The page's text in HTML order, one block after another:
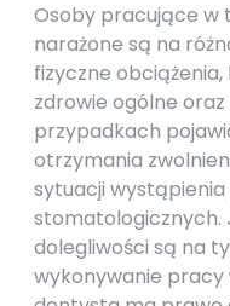
Osoby pracujące w
narażone są na
fizyczne
zdrowie ogólne
przypadkach
otrzymania
sytuacji
stomatologicznych.
dolegliwości są na
wykonywanie